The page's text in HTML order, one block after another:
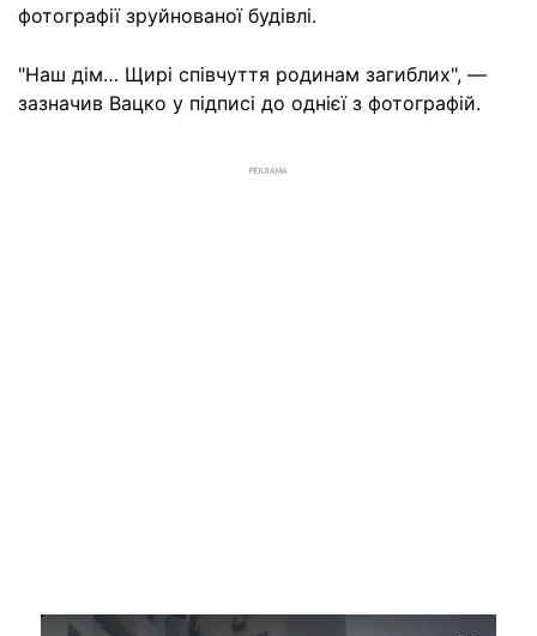
фотографії зруйнованої будівлі.
"Наш дім… Щирі співчуття родинам загиблих", —
зазначив Вацко у підписі до однієї з фотографій.
РЕКЛАМА